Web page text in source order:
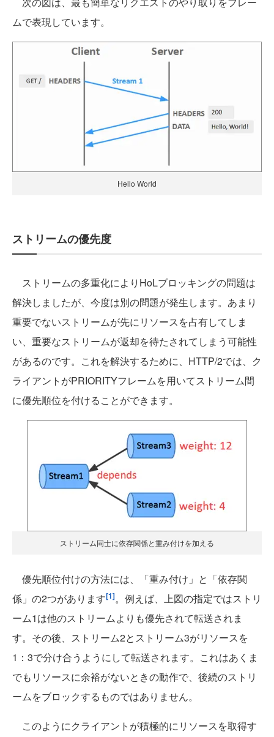
ムで表現しています。
Hello World
ストリームの優先度
ストリームの多重化によりHoLブロッキングの問題は
解決しましたが、今度は別の問題が発生します。あまり
重要でないストリームが先にリソースを占有してしま
い、重要なストリームが返却を待たされてしまう可能性
があるのです。これを解決するために、HTTP/2では、ク
ライアントがPRIORITYフレームを用いてストリーム間
に優先順位を付けることができます。
ストリーム同士に依存関係と重み付けを加える
優先順位付けの方法には、「重み付け」と「依存関
係」の2つがあります[1]。例えば、上図の指定ではストリ
ーム1は他のストリームよりも優先されて転送されま
す。その後、ストリーム2とストリーム3がリソースを
1：3で分け合うようにして転送されます。これはあくま
でもリソースに余裕がないときの動作で、後続のストリ
ームをブロックするものではありません。
このようにクライアントが積極的にリソースを取得す